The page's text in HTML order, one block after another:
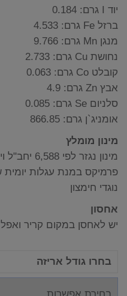
יוד I גרם: 0.184
ברזל Fe גרם: 4.533
מנגן Mn גרם: 9.766
נחושת Cu גרם: 2.733
קובלט Co גרם: 0.063
אבץ Zn גרם: 4.9
סלניום Se גרם: 0.085
אומניג`ן גרם: 866.85
מינון מומלץ
נוגדי חימצון
אחסון
יש לאחסן במקום קריר ואפל
בחרו גודל אריזה